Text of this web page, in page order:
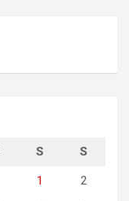
S S
1 2